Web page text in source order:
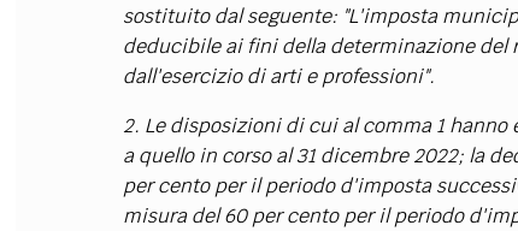
sostituito dal seguente: "L'imposta
deducibile ai fini della determinazione
dall'esercizio di arti e professioni".
2. Le disposizioni di cui al comma 1
a quello in corso al 31 dicembre 2022; la
per cento per il periodo d'imposta
misura del 60 per cento per il periodo